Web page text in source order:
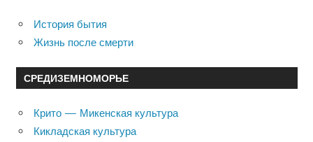
История бытия
Жизнь после смерти
СРЕДИЗЕМНОМОРЬЕ
Крито — Микенская культура
Кикладская культура